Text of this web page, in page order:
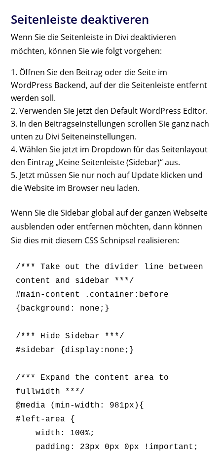
Seitenleiste deaktiveren
Wenn Sie die Seitenleiste in Divi deaktivieren
möchten, können Sie wie folgt vorgehen:
Öffnen Sie den Beitrag oder die Seite im
WordPress Backend, auf der die Seitenleiste entfernt
werden soll.
Verwenden Sie jetzt den Default WordPress Editor.
In den Beitragseinstellungen scrollen Sie ganz nach
unten zu Divi Seiteneinstellungen.
Wählen Sie jetzt im Dropdown für das Seitenlayout
den Eintrag „Keine Seitenleiste (Sidebar)“ aus.
Jetzt müssen Sie nur noch auf Update klicken und
die Website im Browser neu laden.
Wenn Sie die Sidebar global auf der ganzen Webseite
ausblenden oder entfernen möchten, dann können
Sie dies mit diesem CSS Schnipsel realisieren:
/*** Take out the divider line between
content and sidebar ***/
#main-content .container:before
{background: none;}
/*** Hide Sidebar ***/
#sidebar {display:none;}
/*** Expand the content area to
fullwidth ***/
@media (min-width: 981px){
#left-area {
    width: 100%;